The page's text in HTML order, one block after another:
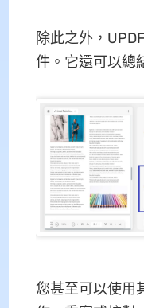
除此之外，
件。它還可以總
您甚至可以使用